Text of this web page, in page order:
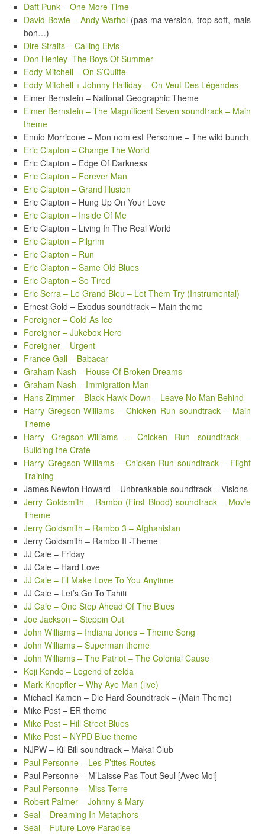
Daft Punk – One More Time
David Bowie – Andy Warhol (pas ma version, trop soft, mais
bon…)
Dire Straits – Calling Elvis
Don Henley -The Boys Of Summer
Eddy Mitchell – On S’Quitte
Eddy Mitchell + Johnny Halliday – On Veut Des Légendes
Elmer Bernstein – National Geographic Theme
Elmer Bernstein – The Magnificent Seven soundtrack – Main
theme
Ennio Morricone – Mon nom est Personne – The wild bunch
Eric Clapton – Change The World
Eric Clapton – Edge Of Darkness
Eric Clapton – Forever Man
Eric Clapton – Grand Illusion
Eric Clapton – Hung Up On Your Love
Eric Clapton – Inside Of Me
Eric Clapton – Living In The Real World
Eric Clapton – Pilgrim
Eric Clapton – Run
Eric Clapton – Same Old Blues
Eric Clapton – So Tired
Eric Serra – Le Grand Bleu – Let Them Try (Instrumental)
Ernest Gold – Exodus soundtrack – Main theme
Foreigner – Cold As Ice
Foreigner – Jukebox Hero
Foreigner – Urgent
France Gall – Babacar
Graham Nash – House Of Broken Dreams
Graham Nash – Immigration Man
Hans Zimmer – Black Hawk Down – Leave No Man Behind
Harry Gregson-Williams – Chicken Run soundtrack – Main
Theme
Harry Gregson-Williams – Chicken Run soundtrack –
Building the Crate
Harry Gregson-Williams – Chicken Run soundtrack – Flight
Training
James Newton Howard – Unbreakable soundtrack – Visions
Jerry Goldsmith – Rambo (First Blood) soundtrack – Movie
Theme
Jerry Goldsmith – Rambo 3 – Afghanistan
Jerry Goldsmith – Rambo II -Theme
JJ Cale – Friday
JJ Cale – Hard Love
JJ Cale – I’ll Make Love To You Anytime
JJ Cale – Let’s Go To Tahiti
JJ Cale – One Step Ahead Of The Blues
Joe Jackson – Steppin Out
John Williams – Indiana Jones – Theme Song
John Williams – Superman theme
John Williams – The Patriot – The Colonial Cause
Koji Kondo – Legend of zelda
Mark Knopfler – Why Aye Man (live)
Michael Kamen – Die Hard Soundtrack – (Main Theme)
Mike Post – ER theme
Mike Post – Hill Street Blues
Mike Post – NYPD Blue theme
NJPW – Kil Bill soundtrack – Makai Club
Paul Personne – Les P’tites Routes
Paul Personne – M’Laisse Pas Tout Seul [Avec Moi]
Paul Personne – Miss Terre
Robert Palmer – Johnny & Mary
Seal – Dreaming In Metaphors
Seal – Future Love Paradise